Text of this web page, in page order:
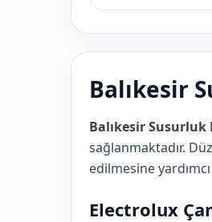
Balıkesir
Balıkesir Susurluk
sağlanmaktadır.
edilmesine
Electrolux